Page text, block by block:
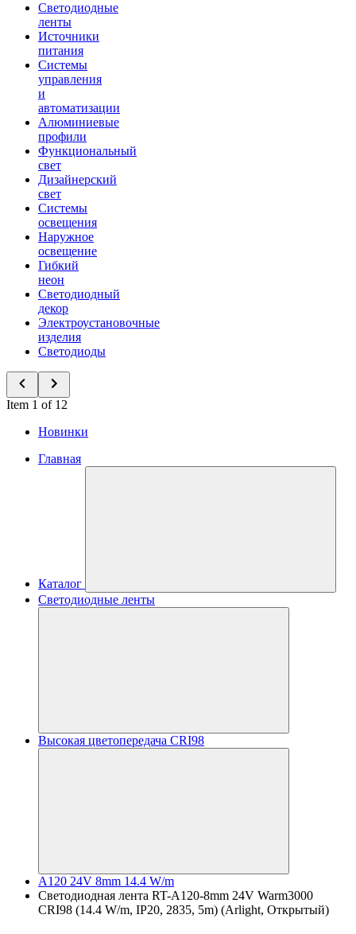
Светодиодные
ленты
Источники
питания
Системы
управления
и
автоматизации
Алюминиевые
профили
Функциональный
свет
Дизайнерский
свет
Системы
освещения
Наружное
освещение
Гибкий
неон
Светодиодный
декор
Электроустановочные
изделия
Светодиоды
Item 1 of 12
Новинки
Главная
Каталог
Светодиодные ленты
Высокая цветопередача CRI98
A120 24V 8mm 14.4 W/m
Светодиодная лента RT-A120-8mm 24V Warm3000
CRI98 (14.4 W/m, IP20, 2835, 5m) (Arlight, Открытый)